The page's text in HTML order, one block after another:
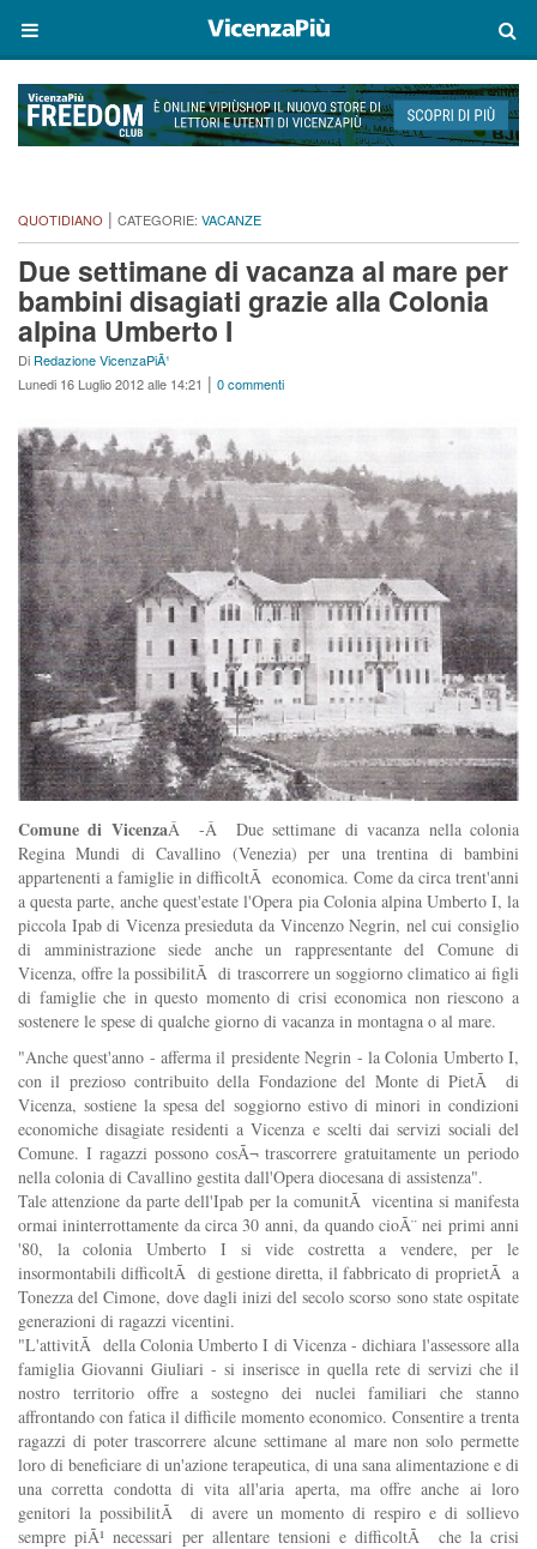
QUOTIDIANO | CATEGORIE: VACANZE
Due settimane di vacanza al mare per
bambini disagiati grazie alla Colonia
alpina Umberto I
Di Redazione VicenzaPiÃ¹
Lunedi 16 Luglio 2012 alle 14:21 | 0 commenti
Comune di VicenzaÂ -Â Due settimane di vacanza nella colonia
Regina Mundi di Cavallino (Venezia) per una trentina di bambini
appartenenti a famiglie in difficoltÃ economica. Come da circa trent'anni
a questa parte, anche quest'estate l'Opera pia Colonia alpina Umberto I, la
piccola Ipab di Vicenza presieduta da Vincenzo Negrin, nel cui consiglio
di amministrazione siede anche un rappresentante del Comune di
Vicenza, offre la possibilitÃ di trascorrere un soggiorno climatico ai figli
di famiglie che in questo momento di crisi economica non riescono a
sostenere le spese di qualche giorno di vacanza in montagna o al mare.
"Anche quest'anno - afferma il presidente Negrin - la Colonia Umberto I,
con il prezioso contribuito della Fondazione del Monte di PietÃ di
Vicenza, sostiene la spesa del soggiorno estivo di minori in condizioni
economiche disagiate residenti a Vicenza e scelti dai servizi sociali del
Comune. I ragazzi possono cosÃ¬ trascorrere gratuitamente un periodo
nella colonia di Cavallino gestita dall'Opera diocesana di assistenza".
Tale attenzione da parte dell'Ipab per la comunitÃ vicentina si manifesta
ormai ininterrottamente da circa 30 anni, da quando cioÃ¨ nei primi anni
'80, la colonia Umberto I si vide costretta a vendere, per le
insormontabili difficoltÃ di gestione diretta, il fabbricato di proprietÃ a
Tonezza del Cimone, dove dagli inizi del secolo scorso sono state ospitate
generazioni di ragazzi vicentini.
"L'attivitÃ della Colonia Umberto I di Vicenza - dichiara l'assessore alla
famiglia Giovanni Giuliari - si inserisce in quella rete di servizi che il
nostro territorio offre a sostegno dei nuclei familiari che stanno
affrontando con fatica il difficile momento economico. Consentire a trenta
ragazzi di poter trascorrere alcune settimane al mare non solo permette
loro di beneficiare di un'azione terapeutica, di una sana alimentazione e di
una corretta condotta di vita all'aria aperta, ma offre anche ai loro
genitori la possibilitÃ di avere un momento di respiro e di sollievo
sempre piÃ¹ necessari per allentare tensioni e difficoltÃ che la crisi